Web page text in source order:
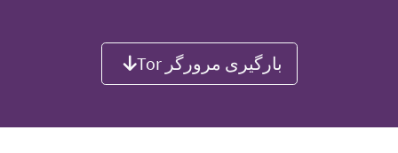
بارگیری مرورگر Tor